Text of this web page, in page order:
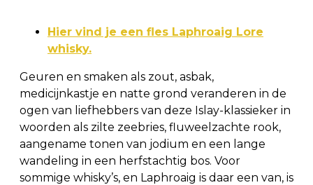
Hier vind je een fles Laphroaig Lore
whisky.
Geuren en smaken als zout, asbak,
medicijnkastje en natte grond veranderen in de
ogen van liefhebbers van deze Islay-klassieker in
woorden als zilte zeebries, fluweelzachte rook,
aangename tonen van jodium en een lange
wandeling in een herfstachtig bos. Voor
sommige whisky’s, en Laphroaig is daar een van, is